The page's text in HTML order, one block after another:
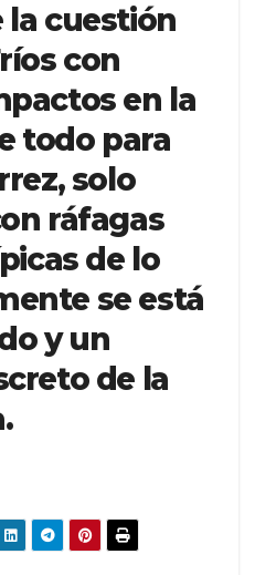
la cuestión
con
en la
todo para
solo
ráfagas
de lo
se está
y un
de la